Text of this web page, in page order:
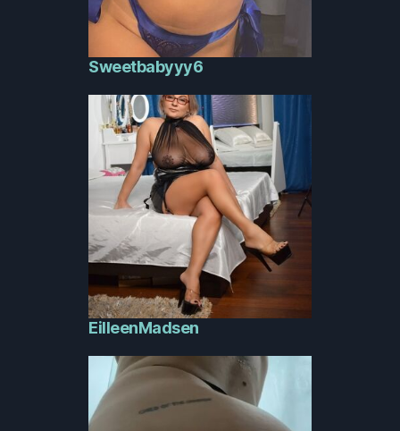
Sweetbabyyy6
EilleenMadsen